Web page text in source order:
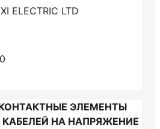
ELECTRIC LTD
ЭЛЕМЕНТЫ
НА НАПРЯЖЕНИЕ